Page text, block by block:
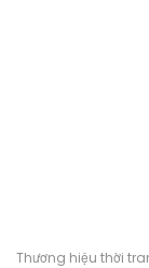
Thương hiệu thời